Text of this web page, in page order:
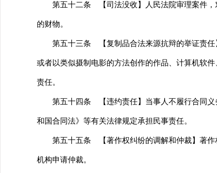
第五十二条 【司法没收】人民法院审理案件，
的财物。
第五十三条 【复制品合法来源抗辩的举证责任
或者以类似摄制电影的方法创作的作品、计算机软
责任。
第五十四条 【违约责任】当事人不履行合同义
和国合同法》等有关法律规定承担民事责任。
第五十五条 【著作权纠纷的调解和仲裁】著作
机构申请仲裁。